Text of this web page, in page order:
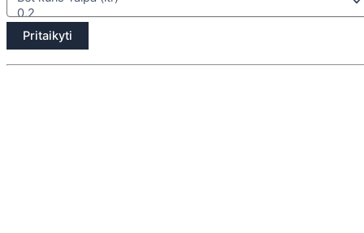
Pritaikyti